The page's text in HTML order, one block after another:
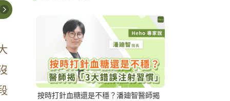
按時打針血糖還是不穩？潘廸智醫師揭